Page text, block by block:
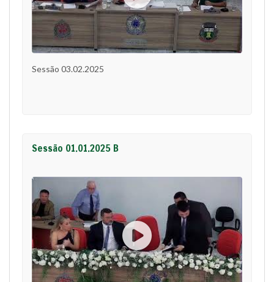
Sessão 03.02.2025
Sessão 01.01.2025 B